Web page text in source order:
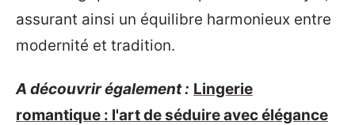
assurant ainsi un équilibre harmonieux entre
modernité et tradition.
A découvrir également : Lingerie
romantique : l'art de séduire avec élégance